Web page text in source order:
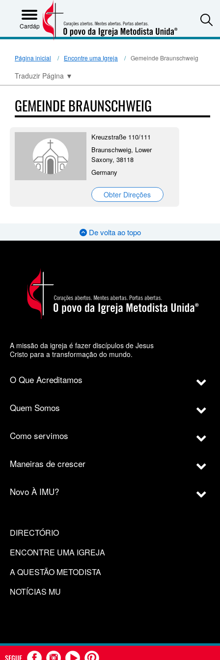
Cardápio
Página inicial Encontre uma Igreja Gemeinde Braunschweig
Traduzir Página ▼
GEMEINDE BRAUNSCHWEIG
Kreuzstraße 110/111
Braunschweig, Lower
Saxony, 38118
Germany
Obter Direções
De volta ao topo
A missão da igreja é fazer discípulos de Jesus
Cristo para a transformação do mundo.
O Que Acreditamos
Quem Somos
Como servimos
Maneiras de crescer
Novo À IMU?
DIRECTÓRIO
ENCONTRE UMA IGREJA
A QUESTÃO METODISTA
NOTÍCIAS MU
SEGUE